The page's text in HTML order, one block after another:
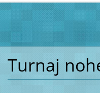
Turnaj